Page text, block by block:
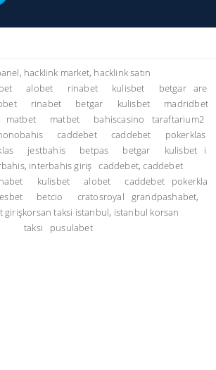
hacklink market, hacklink satın
alobet rinabet kulisbet betgar
are
rinabet betgar kulisbet
madridbet
matbet matbet bahiscasino
taraftarium2
caddebet caddebet
pokerklas
jestbahis betpas betgar kulisbet
i
interbahis giriş
caddebet, caddebet
kulisbet alobet caddebet
pokerkla
betcio cratosroyal
grandpashabet,
girişkorsan taksi istanbul, istanbul korsan
taksi
pusulabet